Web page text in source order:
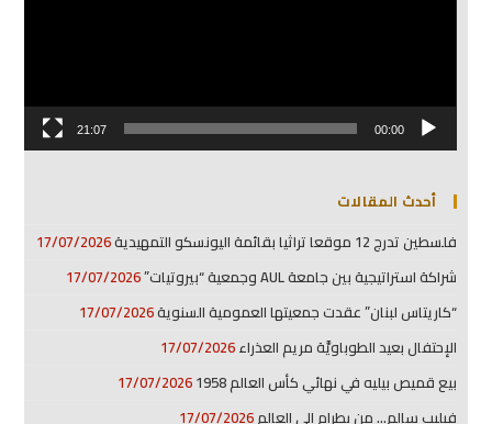
00:00
21:07
أحدث المقالات
فلسطين تدرج 12 موقعا تراثيا بقائمة اليونسكو التمهيدية
17/07/2026
شراكة استراتيجية بين جامعة AUL وجمعية “بيروتيات”
17/07/2026
“كاريتاس لبنان” عقدت جمعيتها العمومية السنوية17/07/2026
الإحتفال بعيد الطوباويَّة مريم العذراء17/07/2026
بيع قميص بيليه في نهائي كأس العالم 1958
17/07/2026
فيليب سالم… من بطرام إلى العالم17/07/2026